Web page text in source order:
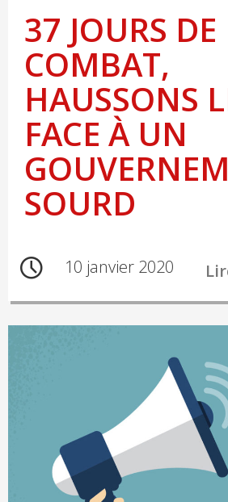
37 JOURS DE
COMBAT,
HAUSSONS
FACE À UN
SOURD
10 janvier 2020